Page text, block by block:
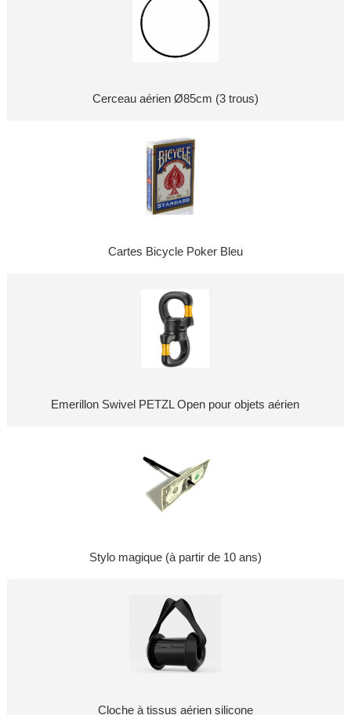
Cerceau aérien Ø85cm (3 trous)
Cartes Bicycle Poker Bleu
Emerillon Swivel PETZL Open pour objets aérien
Stylo magique (à partir de 10 ans)
Cloche à tissus aérien silicone